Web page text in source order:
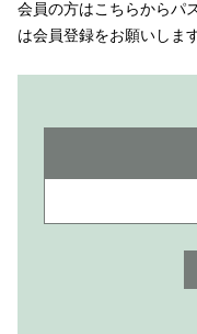
会員の方はこちらからパ
は会員登録をお願いします